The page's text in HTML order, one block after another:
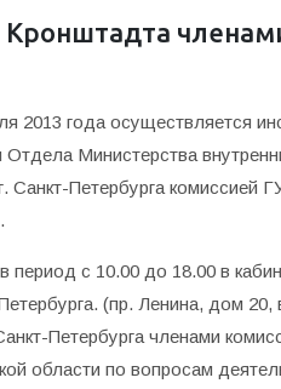
2013 года осуществляется
Министерства
Санкт-Петербурга комиссией
в период с 10.00 до 18.00 в
(пр. Ленина, дом
Петербурга членами
области по вопросам